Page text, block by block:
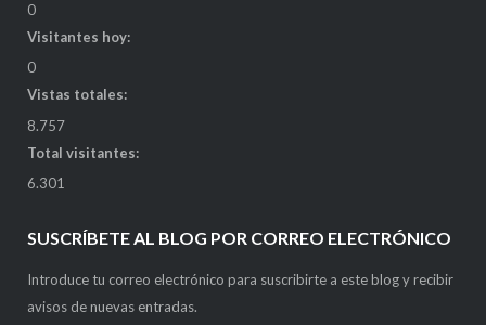
0
Visitantes hoy:
0
Vistas totales:
8.757
Total visitantes:
6.301
SUSCRÍBETE AL BLOG POR CORREO ELECTRÓNICO
Introduce tu correo electrónico para suscribirte a este blog y recibir
avisos de nuevas entradas.